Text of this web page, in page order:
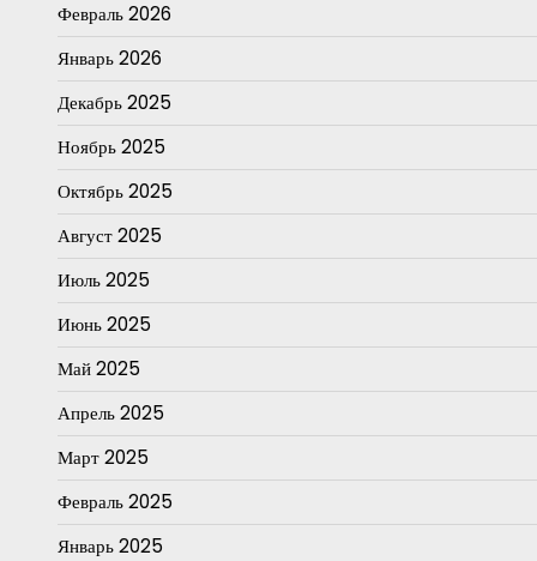
Февраль 2026
Январь 2026
Декабрь 2025
Ноябрь 2025
Октябрь 2025
Август 2025
Июль 2025
Июнь 2025
Май 2025
Апрель 2025
Март 2025
Февраль 2025
Январь 2025